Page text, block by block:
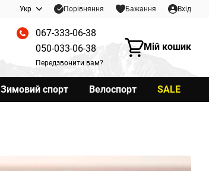
Укр Порівняння Бажання Вхід
067-333-06-38
050-033-06-38
Передзвонити вам?
Мій кошик
Зимовий спорт Велоспорт SALE